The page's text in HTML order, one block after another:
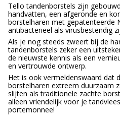
Tello tandenborstels zijn
handvatten, een afgeronde en
borstelharen met gepatenteerde
antibacterieel als virusbestendig
Als je nog steeds zweert bij de
tandenborstels zeker een
de nieuwste kennis als een
en vertrouwde ontwerp.
Het is ook vermeldenswaard dat
borstelharen extreem duurzaam
slijten als traditionele zachte
alleen vriendelijk voor je
portemonnee!